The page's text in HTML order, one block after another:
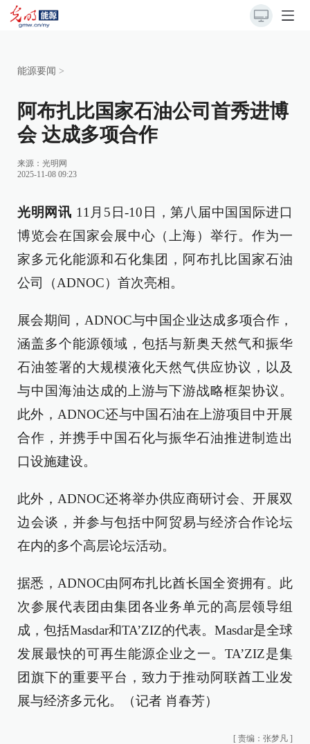
能源要闻 >
阿布扎比国家石油公司首秀进博
会 达成多项合作
来源： 光明网
2025-11-08 09:23
光明网讯 11月5日-10日，第八届中国国际进口
博览会在国家会展中心（上海）举行。作为一
家多元化能源和石化集团，阿布扎比国家石油
公司（ADNOC）首次亮相。
展会期间，ADNOC与中国企业达成多项合作，
涵盖多个能源领域，包括与新奥天然气和振华
石油签署的大规模液化天然气供应协议，以及
与中国海油达成的上游与下游战略框架协议。
此外，ADNOC还与中国石油在上游项目中开展
合作，并携手中国石化与振华石油推进制造出
口设施建设。
此外，ADNOC还将举办供应商研讨会、开展双
边会谈，并参与包括中阿贸易与经济合作论坛
在内的多个高层论坛活动。
据悉，ADNOC由阿布扎比酋长国全资拥有。此
次参展代表团由集团各业务单元的高层领导组
成，包括Masdar和TA’ZIZ的代表。Masdar是全球
发展最快的可再生能源企业之一。TA’ZIZ是集
团旗下的重要平台，致力于推动阿联酋工业发
展与经济多元化。（记者 肖春芳）
[ 责编：张梦凡 ]